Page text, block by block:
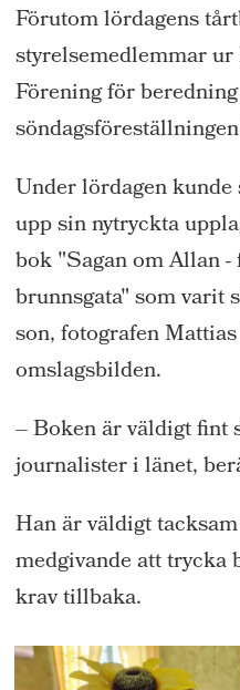
Förutom lördagens
styrelsemedlemmar
Förening för
Under lördagen
upp sin nytryckta
bok "Sagan om Allan
brunnsgata" som varit
son, fotografen
omslagsbilden.
– Boken är väldigt fint
journalister i länet,
Han är väldigt
medgivande att trycka
krav tillbaka.